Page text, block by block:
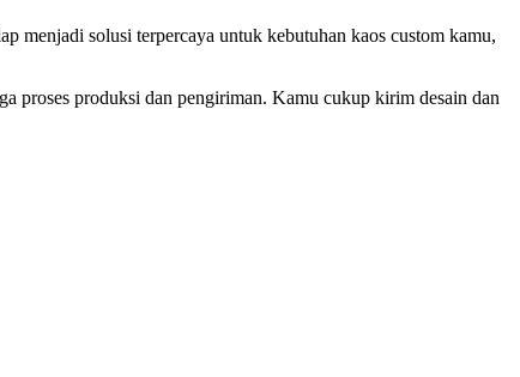
menjadi solusi terpercaya untuk kebutuhan kaos custom kamu,
proses produksi dan pengiriman. Kamu cukup kirim desain dan